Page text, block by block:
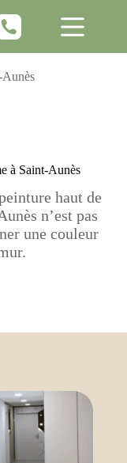
Aunès
à Saint-Aunès
haut de
n’est pas
une couleur